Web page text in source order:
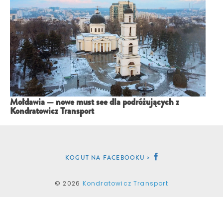
Mołdawia — nowe must see dla podróżujących z
Kondratowicz Transport
KOGUT NA FACEBOOKU
© 2026 Kondratowicz Transport